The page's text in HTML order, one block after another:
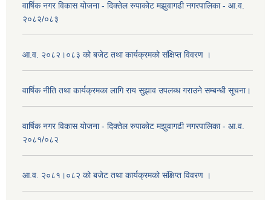
वार्षिक नगर विकास योजना - दिक्तेल रुपाकोट मझुवागढी नगरपालिका - आ.व.
२०८२/०८३
आ.व. २०८२।०८३ को बजेट तथा कार्यक्रमको संक्षिप्त विवरण ।
वार्षिक नीति तथा कार्यक्रमका लागि राय सुझाव उपलब्ध गराउने सम्बन्धी सूचना।
वार्षिक नगर विकास योजना - दिक्तेल रुपाकोट मझुवागढी नगरपालिका - आ.व.
२०८१/०८२
आ.व. २०८१।०८२ को बजेट तथा कार्यक्रमको संक्षिप्त विवरण ।